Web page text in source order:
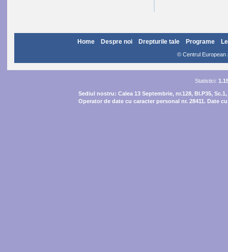
Home Despre noi Drepturile tale Programe
© Centrul European
Statistici:
Sediul nostru: Calea 13 Septembrie, nr.128, Bl.P35,
Operator de date cu caracter personal nr. 28411. Date